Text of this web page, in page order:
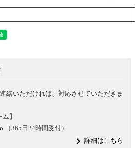
絡いただければ、対応させていただきま
】
（365日24時間受付）
navigate_next詳細はこちら